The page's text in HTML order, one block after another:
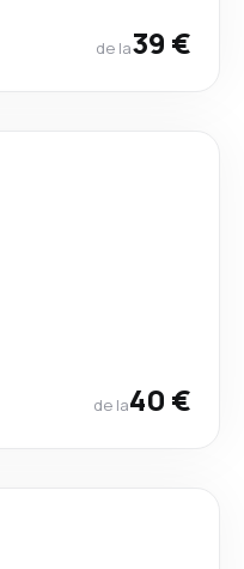
de la39 €
de la40 €